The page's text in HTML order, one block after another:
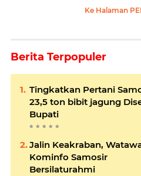
Ke Halaman
Berita Terpopuler
Tingkatkan Pertani
23,5 ton bibit jagung
Bupati
Jalin Keakraban,
Kominfo Samosir
Bersilaturahmi